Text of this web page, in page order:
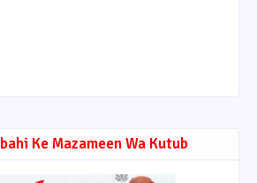
Ke Mazameen Wa Kutub